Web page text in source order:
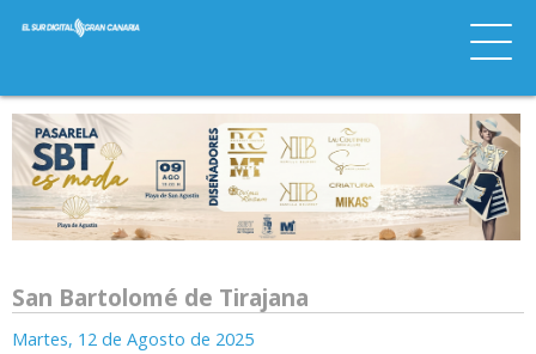
San Bartolomé de Tirajana
Martes, 12 de Agosto de 2025